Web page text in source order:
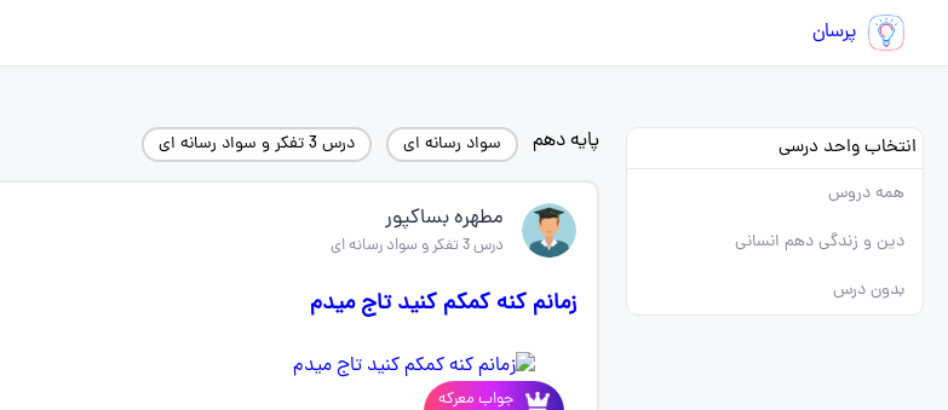
پرسان
انتخاب واحد درسی
همه دروس
دین و زندگی دهم انسانی
بدون درس
پایه دهم سواد رسانه ای درس 3 تفکر و سواد رسانه ای
مطهره بساکپور
درس 3 تفکر و سواد رسانه ای
زمانم کنه کمکم کنید تاج میدم
جواب معرکه